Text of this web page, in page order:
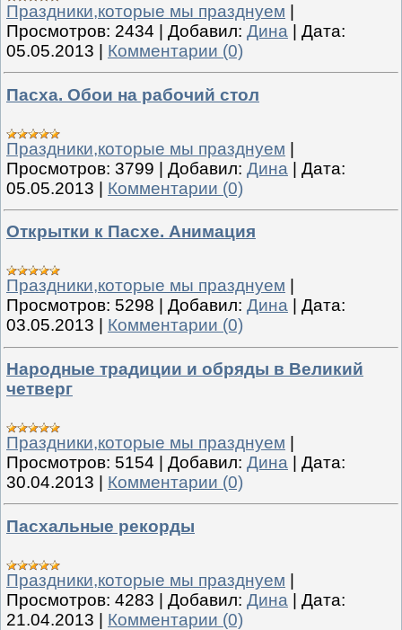
Праздники,которые мы празднуем
Просмотров: 2434 Добавил: Дина
Дата:
05.05.2013
Комментарии (0)
Пасха. Обои на рабочий стол
Праздники,которые мы празднуем |
Просмотров: 3799 | Добавил: Дина | Дата:
05.05.2013 | Комментарии (0)
Открытки к Пасхе. Анимация
Праздники,которые мы празднуем
Просмотров: 5298 Добавил: Дина
Дата:
03.05.2013
Комментарии (0)
Народные традиции и обряды в Великий
четверг
Праздники,которые мы празднуем
Просмотров: 5154 Добавил: Дина
Дата:
30.04.2013
Комментарии (0)
Пасхальные рекорды
Праздники,которые мы празднуем |
Просмотров: 4283 | Добавил: Дина | Дата:
21.04.2013 | Комментарии (0)